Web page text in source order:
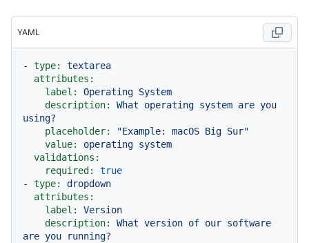
YAML
- type:
textarea
attributes:
label:
Operating System
description:
What operating system are you
using?
placeholder:
"Example: macOS Big Sur"
value:
operating system
validations:
required:
true
-
type:
dropdown
attributes:
label:
Version
description:
What version of our software
are you
running?